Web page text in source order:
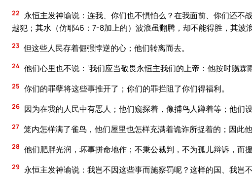
22 永恒主发神谕说：连我、你们也不惧怕么？在我面前、你们还不
越犯；其水（仿耶46：7-8加上的）波浪虽翻腾，却不能得胜，其波
23 但这些人民存着倔强悖逆的心；他们转离而去。
24 他们心里也不说：‘我们应当敬畏永恒主我们的上帝：他按时赐
25 你们的罪孽将这些事推开了；你们的罪拦阻了你们得福利。
26 因为在我的人民中有恶人；他们窥探着，像捕鸟人蹲着等；他们
27 笼内怎样满了雀鸟，他们屋里也怎样充满着诡诈所捉着的；因此
28 他们肥胖光润，坏事拼命地作；不秉公裁判，不为孤儿辩诉，而
29 永恒主发神谕说：我岂不因这些事而施察罚呢？这样的国、我岂